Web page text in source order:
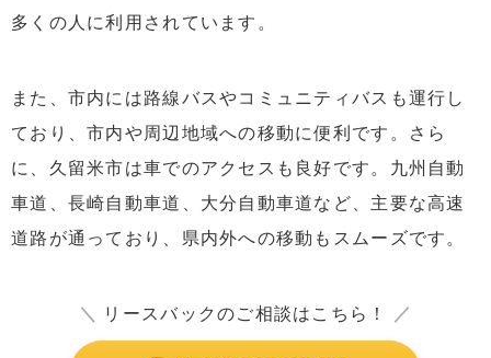
多くの人に利用されています。
また、市内には路線バスやコミュニティバスも運行し
ており、市内や周辺地域への移動に便利です。さら
に、久留米市は車でのアクセスも良好です。九州自動
車道、長崎自動車道、大分自動車道など、主要な高速
道路が通っており、県内外への移動もスムーズです。
＼ リースバックのご相談はこちら！ ／